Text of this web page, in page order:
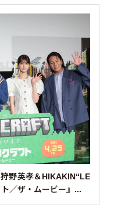
野英孝＆HIKAKIN“LE
／ザ・ムービー』...